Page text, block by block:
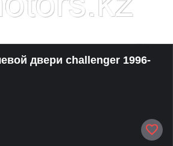
двери challenger 1996-